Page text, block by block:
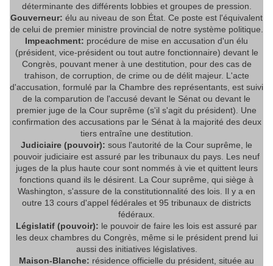
déterminante des différents lobbies et groupes de pression.
Gouverneur: élu au niveau de son État. Ce poste est l'équivalent
de celui de premier ministre provincial de notre système politique.
Impeachment: procédure de mise en accusation d'un élu
(président, vice-président ou tout autre fonctionnaire) devant le
Congrès, pouvant mener à une destitution, pour des cas de
trahison, de corruption, de crime ou de délit majeur. L'acte
d'accusation, formulé par la Chambre des représentants, est suivi
de la comparution de l'accusé devant le Sénat ou devant le
premier juge de la Cour suprême (s'il s'agit du président). Une
confirmation des accusations par le Sénat à la majorité des deux
tiers entraîne une destitution.
Judiciaire (pouvoir): sous l'autorité de la Cour suprême, le
pouvoir judiciaire est assuré par les tribunaux du pays. Les neuf
juges de la plus haute cour sont nommés à vie et quittent leurs
fonctions quand ils le désirent. La Cour suprême, qui siège à
Washington, s'assure de la constitutionnalité des lois. Il y a en
outre 13 cours d'appel fédérales et 95 tribunaux de districts
fédéraux.
Législatif (pouvoir): le pouvoir de faire les lois est assuré par
les deux chambres du Congrès, même si le président prend lui
aussi des initiatives législatives.
Maison-Blanche: résidence officielle du président, située au